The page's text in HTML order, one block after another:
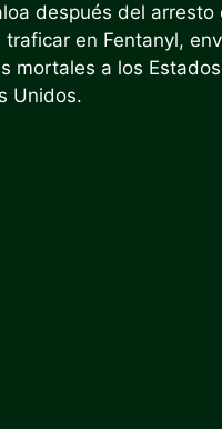
después del arresto
traficar en Fentanyl,
mortales a los
Unidos.